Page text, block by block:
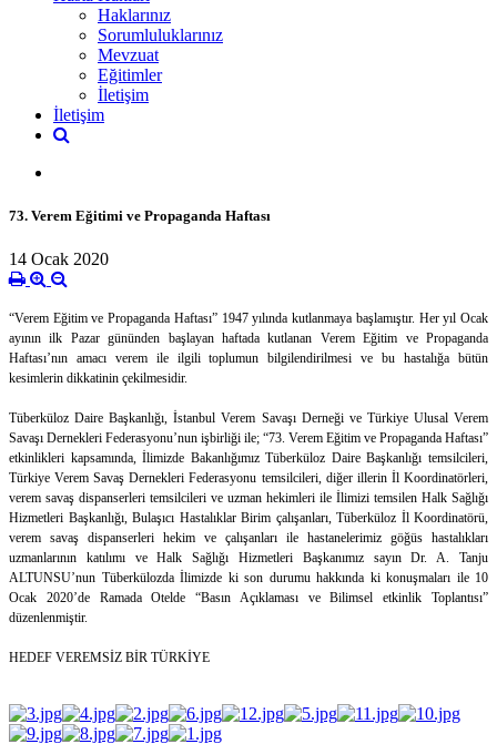
Haklarınız
Sorumluluklarınız
Mevzuat
Eğitimler
İletişim
İletişim
73. Verem Eğitimi ve Propaganda Haftası
14 Ocak 2020
“Verem Eğitim ve Propaganda Haftası” 1947 yılında kutlanmaya başlamıştır. Her yıl Ocak
ayının ilk Pazar gününden başlayan haftada kutlanan Verem Eğitim ve Propaganda
Haftası’nın amacı verem ile ilgili toplumun bilgilendirilmesi ve bu hastalığa bütün
kesimlerin dikkatinin çekilmesidir.
Tüberküloz Daire Başkanlığı, İstanbul Verem Savaşı Derneği ve Türkiye Ulusal Verem
Savaşı Dernekleri Federasyonu’nun işbirliği ile; “73. Verem Eğitim ve Propaganda Haftası”
etkinlikleri kapsamında, İlimizde Bakanlığımız Tüberküloz Daire Başkanlığı temsilcileri,
Türkiye Verem Savaş Dernekleri Federasyonu temsilcileri, diğer illerin İl Koordinatörleri,
verem savaş dispanserleri temsilcileri ve uzman hekimleri ile İlimizi temsilen Halk Sağlığı
Hizmetleri Başkanlığı, Bulaşıcı Hastalıklar Birim çalışanları, Tüberküloz İl Koordinatörü,
verem savaş dispanserleri hekim ve çalışanları ile hastanelerimiz göğüs hastalıkları
uzmanlarının katılımı ve Halk Sağlığı Hizmetleri Başkanımız sayın Dr. A. Tanju
ALTUNSU’nun Tüberkülozda İlimizde ki son durumu hakkında ki konuşmaları ile 10
Ocak 2020’de Ramada Otelde “Basın Açıklaması ve Bilimsel etkinlik Toplantısı”
düzenlenmiştir.
HEDEF VEREMSİZ BİR TÜRKİYE